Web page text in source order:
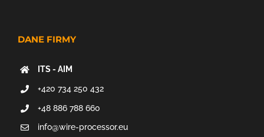
DANE FIRMY
ITS - AIM
+420 734 250 432
+48 886 788 660
info@wire-processor.eu